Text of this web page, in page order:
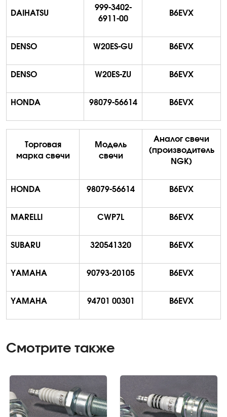
DAIHATSU
999-3402-
6911-00
B6EVX
DENSO W20ES-GU B6EVX
DENSO W20ES-ZU B6EVX
HONDA 98079-56614 B6EVX
Торговая
марка свечи
Модель
свечи
Аналог свечи
(производитель
NGK)
HONDA 98079-56614 B6EVX
MARELLI CWP7L B6EVX
SUBARU 320541320 B6EVX
YAMAHA 90793-20105 B6EVX
YAMAHA 94701 00301 B6EVX
Смотрите также